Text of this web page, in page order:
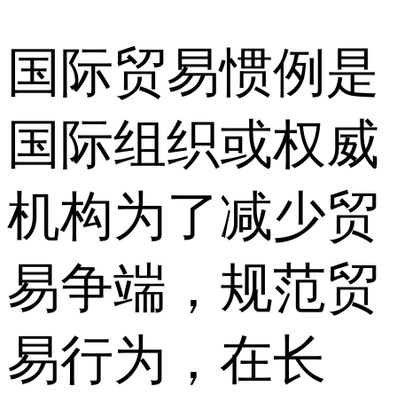
国际贸易惯例是
国际组织或权威
机构为了减少贸
易争端，规范贸
易行为，在长